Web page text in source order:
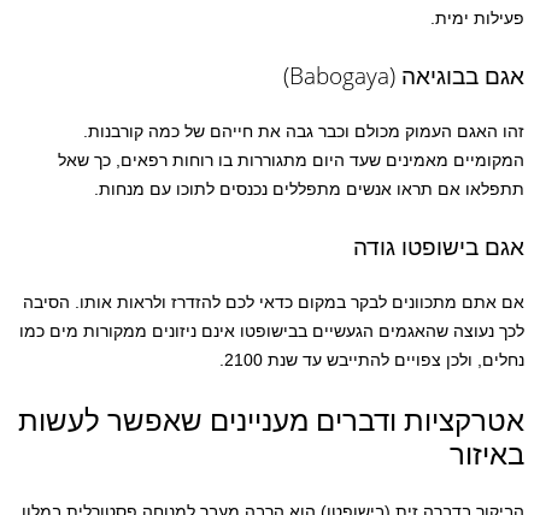
פעילות ימית.
אגם בבוגיאה (Babogaya)
זהו האגם העמוק מכולם וכבר גבה את חייהם של כמה קורבנות.
המקומיים מאמינים שעד היום מתגוררות בו רוחות רפאים, כך שאל
תתפלאו אם תראו אנשים מתפללים נכנסים לתוכו עם מנחות.
אגם בישופטו גודה
אם אתם מתכוונים לבקר במקום כדאי לכם להזדרז ולראות אותו. הסיבה
לכך נעוצה שהאגמים הגעשיים בבישופטו אינם ניזונים ממקורות מים כמו
נחלים, ולכן צפויים להתייבש עד שנת 2100.
אטרקציות ודברים מעניינים שאפשר לעשות
באיזור